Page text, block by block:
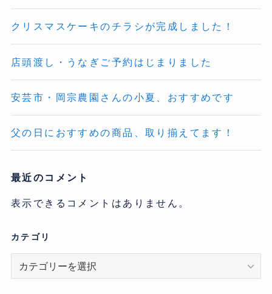
クリスマスケーキのチラシが完成しました！
店頭渡し・うなぎご予約はじまりました
安芸市・岡宗農園さんの小夏、おすすめです
父の日におすすめの商品、取り揃えてます！
最近のコメント
表示できるコメントはありません。
カテゴリ